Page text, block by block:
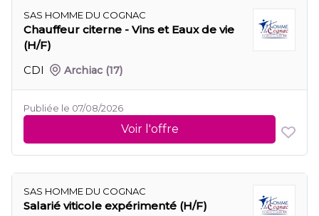
SAS HOMME DU COGNAC
Chauffeur citerne - Vins et Eaux de vie
(H/F)
CDI
Archiac (17)
Publiée le 07/08/2026
Voir l'offre
SAS HOMME DU COGNAC
Salarié viticole expérimenté (H/F)